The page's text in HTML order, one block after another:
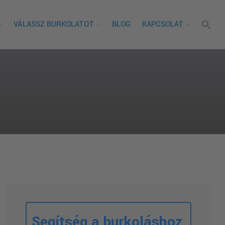
VÁLASSZ BURKOLATOT BLOG KAPCSOLAT